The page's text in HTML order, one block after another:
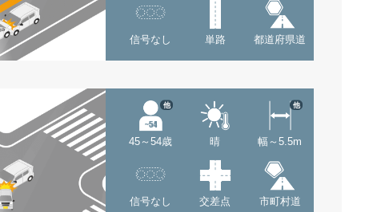
信号なし 単路 都道府県道
45～54歳
他
晴 幅～5.5m
他
信号なし 交差点 市町村道